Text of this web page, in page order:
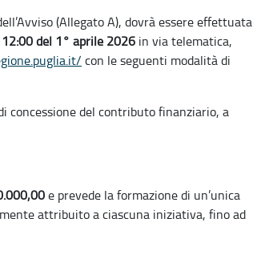
(Allegato A), dovrà essere effettuata
del 1° aprile 2026 in via telematica,
con le seguenti modalità di
concessione del contributo finanziario, a
e prevede la formazione di un’unica
attribuito a ciascuna iniziativa, fino ad